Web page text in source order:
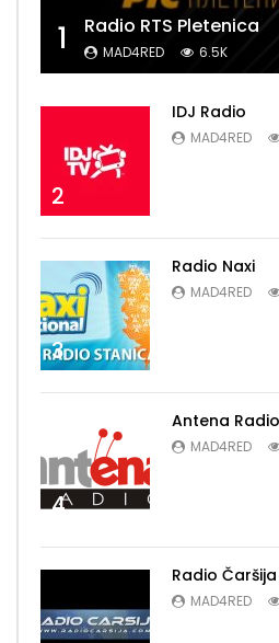
1 Radio RTS Pletenica
MAD4RED 6.5K
2
IDJ Radio
MAD4RED
3
Radio Naxi
MAD4RED
4
Antena
MAD4RED
Radio Čaršija
MAD4RED